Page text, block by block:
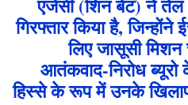
एजेंसी (शिन बेट) ने तेल
गिरफ्तार किया है, जिन्होंने
लिए जासूसी
आतंकवाद-निरोध
हिस्से के रूप में उनके